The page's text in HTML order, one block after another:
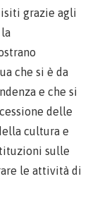
grazie agli
che si è da
e che si
delle
cultura e
sulle
le attività di